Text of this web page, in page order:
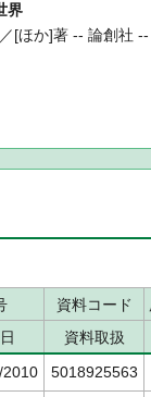
界
[ほか]著 -- 論創社
資料コード
資料取扱
5018925563